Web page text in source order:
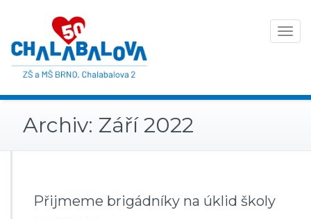
Toggle
Archiv: Září 2022
Přijmeme brigádníky na úklid školy